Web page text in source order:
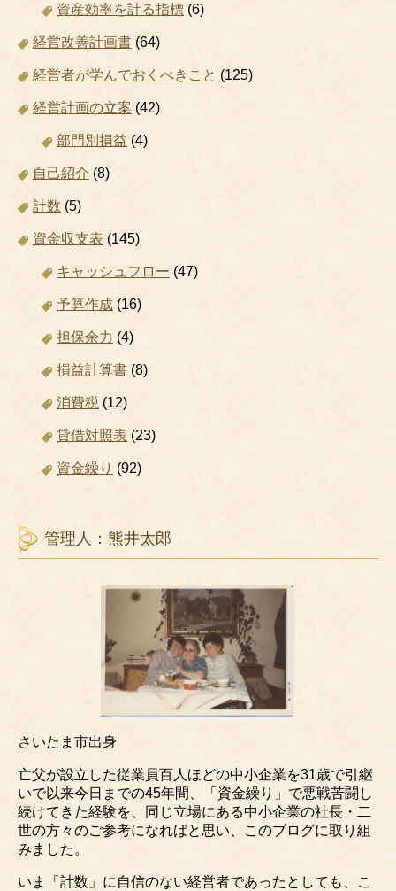
資産効率を計る指標 (6)
経営改善計画書 (64)
経営者が学んでおくべきこと (125)
経営計画の立案 (42)
部門別損益 (4)
自己紹介 (8)
計数 (5)
資金収支表 (145)
キャッシュフロー (47)
予算作成 (16)
担保余力 (4)
損益計算書 (8)
消費税 (12)
貸借対照表 (23)
資金繰り (92)
管理人：熊井太郎
さいたま市出身
亡父が設立した従業員百人ほどの中小企業を31歳で引継
いで以来今日までの45年間、「資金繰り」で悪戦苦闘し
続けてきた経験を、同じ立場にある中小企業の社長・二
世の方々のご参考になればと思い、このブログに取り組
みました。
いま「計数」に自信のない経営者であったとしても、こ